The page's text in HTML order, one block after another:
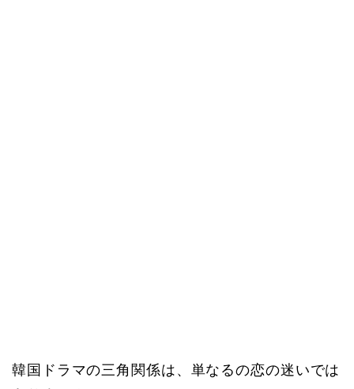
韓国ドラマの三角関係は、単なるの恋の迷いでは